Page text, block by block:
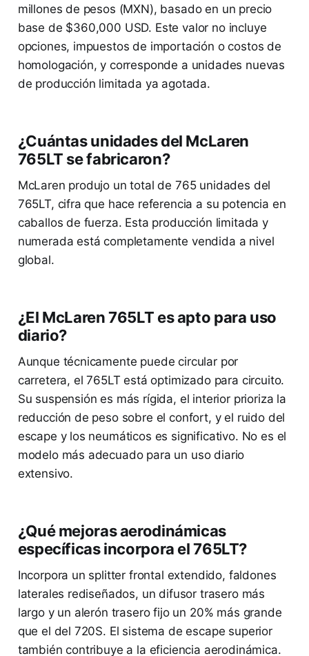
millones de pesos (MXN), basado en un precio
base de $360,000 USD. Este valor no incluye
opciones, impuestos de importación o costos de
homologación, y corresponde a unidades nuevas
de producción limitada ya agotada.
¿Cuántas unidades del McLaren
765LT se fabricaron?
McLaren produjo un total de 765 unidades del
765LT, cifra que hace referencia a su potencia en
caballos de fuerza. Esta producción limitada y
numerada está completamente vendida a nivel
global.
¿El McLaren 765LT es apto para uso
diario?
Aunque técnicamente puede circular por
carretera, el 765LT está optimizado para circuito.
Su suspensión es más rígida, el interior prioriza la
reducción de peso sobre el confort, y el ruido del
escape y los neumáticos es significativo. No es el
modelo más adecuado para un uso diario
extensivo.
¿Qué mejoras aerodinámicas
específicas incorpora el 765LT?
Incorpora un splitter frontal extendido, faldones
laterales rediseñados, un difusor trasero más
largo y un alerón trasero fijo un 20% más grande
que el del 720S. El sistema de escape superior
también contribuye a la eficiencia aerodinámica.